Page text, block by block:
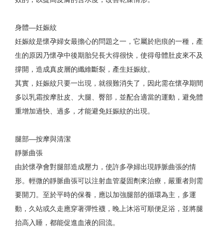
身體—妊娠紋
妊娠紋是懷孕婦女最擔心的問題之一，它屬於疤痕的一種，產
生的原因乃懷孕中後期胎兒長大得很快，使得母體肚皮來不及
撐開，造成真皮層的纖維斷裂，產生妊娠紋。
其實，妊娠紋只要一出現，就很難消失了，因此需在懷孕期間
多以乳霜按摩肚皮、大腿、臀部，並配合適當的運動，避免體
重增加過快、過多，才能避免妊娠紋的出現。
腿部—按摩與清潔
靜脈曲張
由於懷孕會對腿部造成壓力，使許多孕婦出現靜脈曲張的情
形。輕微的靜脈曲張可以注射血管凝固劑來治療，嚴重者則需
要開刀。至於平時的保養，應以加強腿部的循環為主，多運
動，久站或久走應穿著彈性襪，晚上沐浴可順便足浴，並將腿
抬高入睡，都能促進血液的回流。